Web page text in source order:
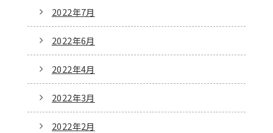
2022年7月
2022年6月
2022年4月
2022年3月
2022年2月